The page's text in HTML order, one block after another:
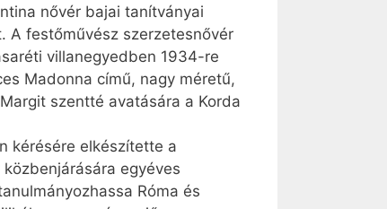
nővér bajai tanítványai
A festőművész szerzetesnővér
villanegyedben 1934-re
Madonna című, nagy méretű,
szentté avatására a Korda
kérésére elkészítette a
egyéves
Róma és